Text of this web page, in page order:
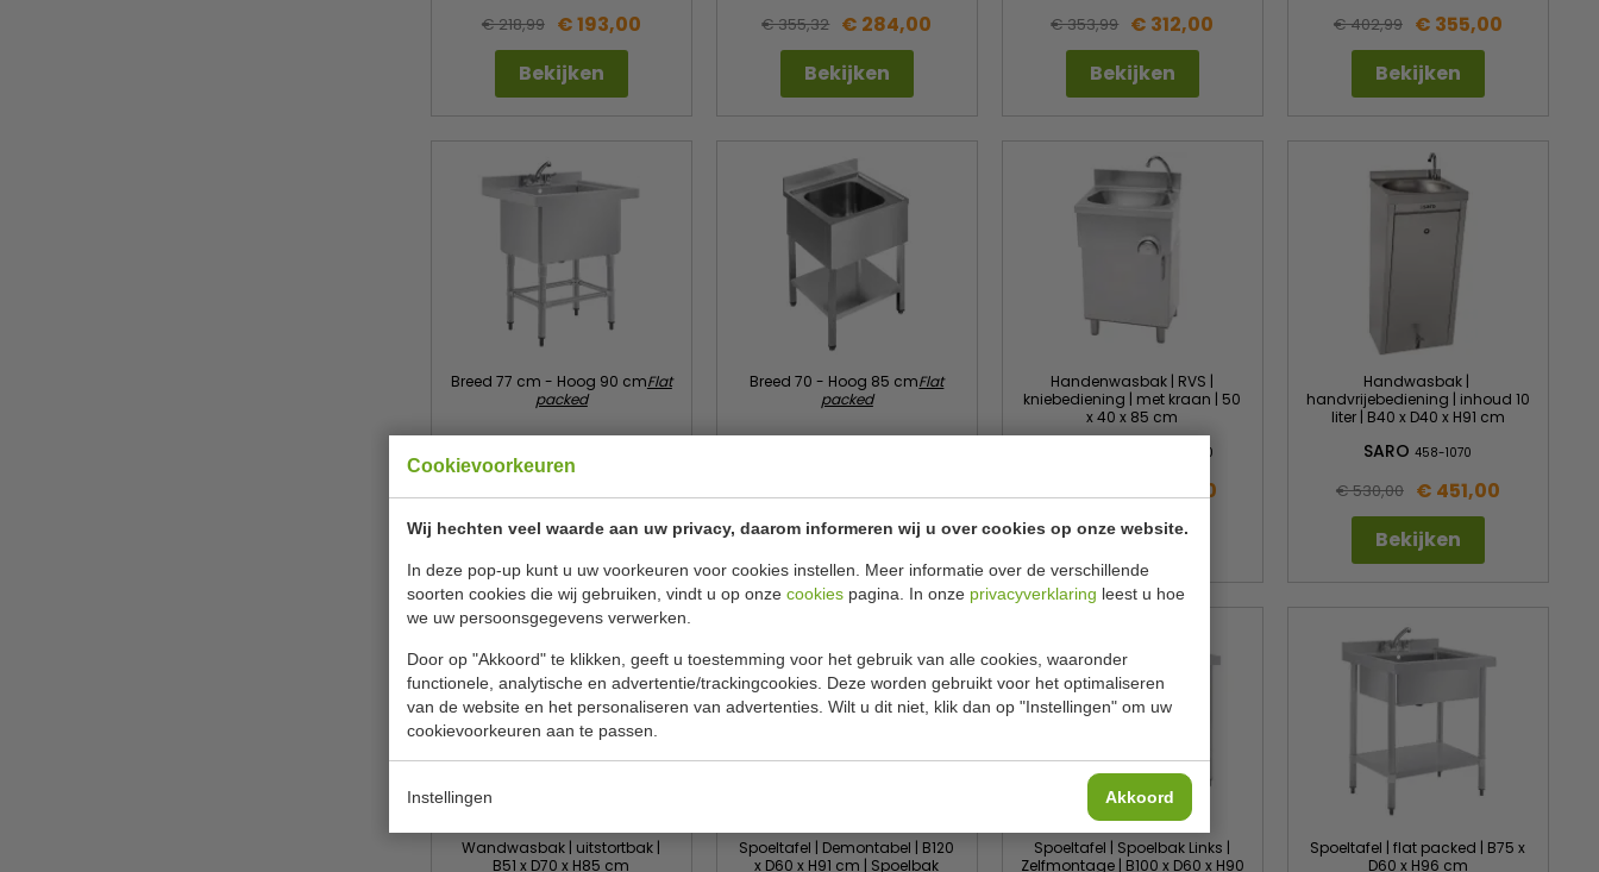
Cookievoorkeuren
Wij hechten veel waarde aan uw privacy, daarom informeren wij u over cookies op onze website.
In deze pop-up kunt u uw voorkeuren voor cookies instellen. Meer informatie over de verschillende
soorten cookies die wij gebruiken, vindt u op onze cookies pagina. In onze privacyverklaring leest u hoe
we uw persoonsgegevens verwerken.
Door op "Akkoord" te klikken, geeft u toestemming voor het gebruik van alle cookies, waaronder
functionele, analytische en advertentie/trackingcookies. Deze worden gebruikt voor het optimaliseren
van de website en het personaliseren van advertenties. Wilt u dit niet, klik dan op "Instellingen" om uw
cookievoorkeuren aan te passen.
Instellingen Akkoord
€ 218,99 € 193,00
Bekijken
€ 355,32 € 284,00
Bekijken
€ 353,99 € 312,00
Bekijken
€ 402,99 € 355,00
Bekijken
Breed 77 cm - Hoog 90 cmFlat
packed
€ 359,00
Bekijken
Breed 70 - Hoog 85 cmFlat
packed
€ 444,00
Bekijken
Handenwasbak | RVS |
kniebediening | met kraan | 50
x 40 x 85 cm
7013.0780
€ 450,00
Bekijken
Handwasbak |
handvrijebediening | inhoud 10
liter | B40 x D40 x H91 cm
SARO458-1070
€ 530,00 € 451,00
Bekijken
Wandwasbak | uitstortbak |
B51 x D70 x H85 cm
Spoeltafel | Demontabel | B120
x D60 x H91 cm | Spoelbak
Spoeltafel | Spoelbak Links |
Zelfmontage | B100 x D60 x H90
Spoeltafel | flat packed | B75 x
D60 x H96 cm